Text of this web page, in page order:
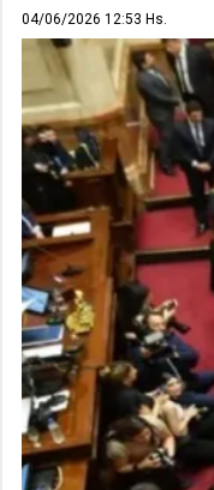
04/06/2026 12:53 Hs.